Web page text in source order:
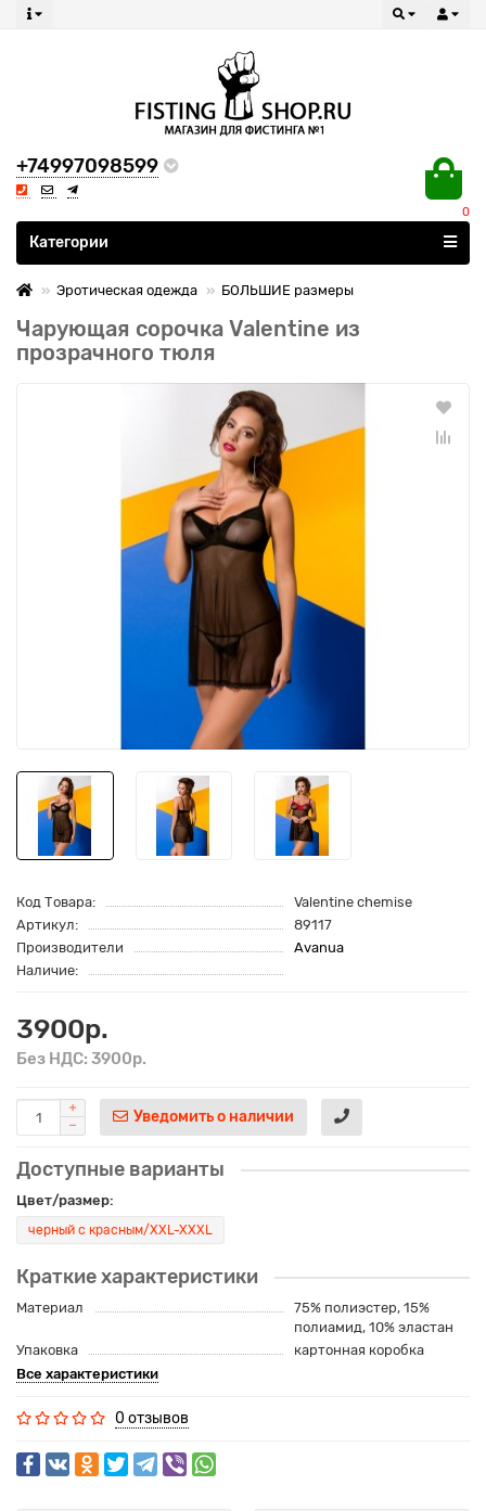
+74997098599
0
Все категории
Категории
Эротическая одежда БОЛЬШИЕ размеры
Чарующая сорочка Valentine из
прозрачного тюля
Код Товара:
Valentine chemise
Артикул:
89117
Производители
Avanua
Наличие:
3900р.
Без НДС: 3900р.
Уведомить о наличии
Доступные варианты
Цвет/размер:
черный с красным/XXL-XXXL
Краткие характеристики
Материал
75% полиэстер, 15%
полиамид, 10% эластан
Упаковка
картонная коробка
Все характеристики
0 отзывов